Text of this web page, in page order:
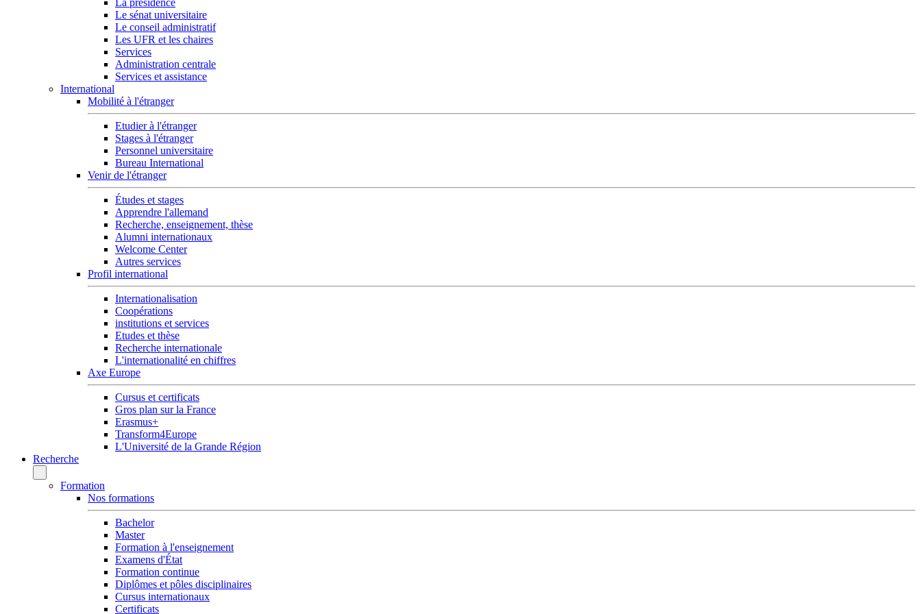
La présidence
Le sénat universitaire
Le conseil administratif
Les UFR et les chaires
Services
Administration centrale
Services et assistance
International
Mobilité à l'étranger
Etudier à l'étranger
Stages à l'étranger
Personnel universitaire
Bureau International
Venir de l'étranger
Études et stages
Apprendre l'allemand
Recherche, enseignement, thèse
Alumni internationaux
Welcome Center
Autres services
Profil international
Internationalisation
Coopérations
institutions et services
Etudes et thèse
Recherche internationale
L'internationalité en chiffres
Axe Europe
Cursus et certificats
Gros plan sur la France
Erasmus+
Transform4Europe
L'Université de la Grande Région
Recherche
Formation
Nos formations
Bachelor
Master
Formation à l'enseignement
Examens d'État
Formation continue
Diplômes et pôles disciplinaires
Cursus internationaux
Certificats